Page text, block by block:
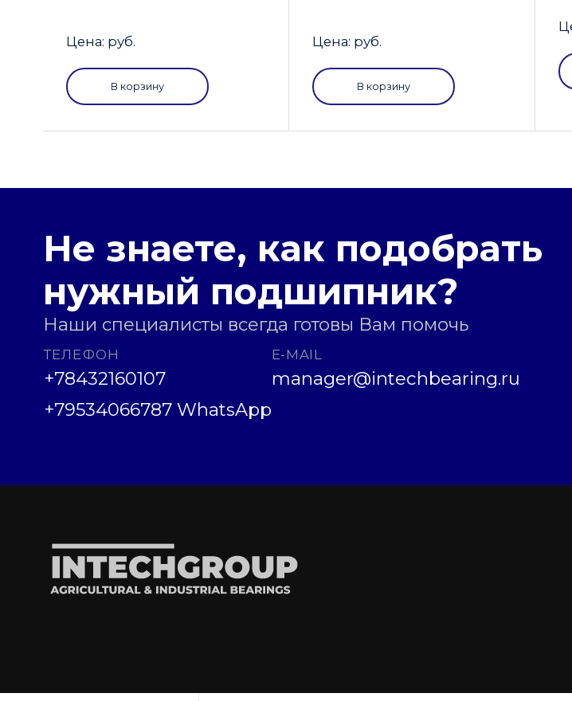
Цена: руб.
В корзину
Цена: руб.
В корзину
Не знаете, как подобрать
нужный подшипник?
Наши специалисты всегда готовы Вам помочь
ТЕЛЕФОН
+78432160107
+79534066787 WhatsApp
E-MAIL
manager@intechbearing.ru